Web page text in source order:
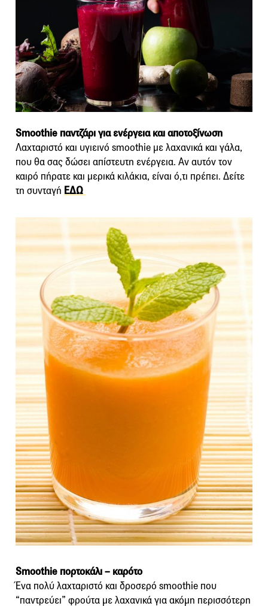
Smoothie παντζάρι για ενέργεια και αποτοξίνωση
Λαχταριστό και υγιεινό smoothie με λαχανικά και γάλα,
που θα σας δώσει απίστευτη ενέργεια. Αν αυτόν τον
καιρό πήρατε και μερικά κιλάκια, είναι ό,τι πρέπει. Δείτε
τη συνταγή ΕΔΩ
Smoothie πορτοκάλι – καρότο
Ένα πολύ λαχταριστό και δροσερό smoothie που
“παντρεύει” φρούτα με λαχανικά για ακόμη περισσότερη